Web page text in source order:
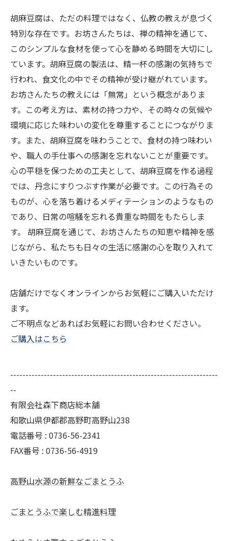
胡麻豆腐は、ただの料理ではなく、仏教の教えが息づく
特別な存在です。お坊さんたちは、禅の精神を通じて、
このシンプルな食材を使って心を静める時間を大切にし
ています。胡麻豆腐の製法は、精一杯の感謝の気持ちで
行われ、食文化の中でその精神が受け継がれています。
お坊さんたちの教えには「無常」という概念がありま
す。この考え方は、素材の持つ力や、その時々の気候や
環境に応じた味わいの変化を尊重することにつながりま
す。また、胡麻豆腐を味わうことで、食材の持つ味わい
や、職人の手仕事への感謝を忘れないことが重要です。
心の平穏を保つための工夫として、胡麻豆腐を作る過程
では、丹念にすりつぶす作業が必要です。この行為その
ものが、心を落ち着けるメディテーションのようなもの
であり、日常の喧騒を忘れる貴重な時間をもたらしま
す。 胡麻豆腐を通じて、お坊さんたちの知恵や精神を感
じながら、私たちも日々の生活に感謝の心を取り入れて
いきたいものです。
店舗だけでなくオンラインからお気軽にご購入いただけ
ます。
ご不明点などあればお気軽にお問い合わせください。
ご購入はこちら
--------------------------------------------------------------------
--
有限会社森下商店総本舗
和歌山県伊都郡高野町高野山238
電話番号 : 0736-56-2341
FAX番号 : 0736-56-4919
高野山水源の新鮮なごまとうふ
ごまとうふで楽しむ精進料理